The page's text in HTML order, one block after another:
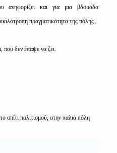
ανηφορίζει και για μια βδομάδα
πραγματικότητα της πόλης.
που δεν έπαψε να ζει.
σπίτι πολιτισμού, στην παλιά πόλη